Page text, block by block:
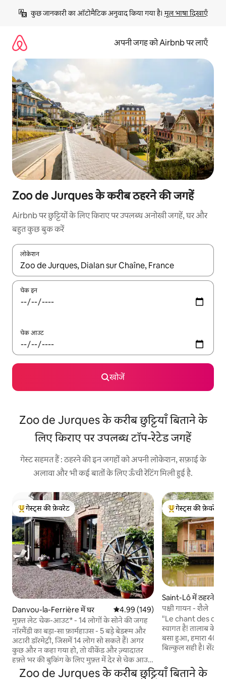
छोड़कर
कॉन्टेंट
कुछ जानकारी का ऑटोमैटिक अनुवाद किया गया है। मूल भाषा दिखाएँ
अपनी जगह को Airbnb पर लाएँ
Zoo de Jurques के करीब ठहरने की जगहें
Airbnb पर छुट्टियों के लिए किराए पर उपलब्ध अनोखी जगहें, घर और
बहुत कुछ बुक करें
लोकेशन
नतीजों के उपलब्ध होने पर, अप और डाउन 'ऐरो की' का इस्तेमाल करके नेविगेट
चेक इन
चेक आउट
खोजें
Zoo de Jurques के करीब छुट्टियाँ बिताने के
लिए किराए पर उपलब्ध टॉप-रेटेड जगहें
गेस्ट सहमत हैं : ठहरने की इन जगहों को अपनी लोकेशन, सफ़ाई के
अलावा और भी कई बातों के लिए ऊँची रेटिंग मिली हुई है.
गेस्ट्स का टॉप फ़ेवरेट
गेस्ट्स की फ़ेवरेट
Danvou-la-Ferrière में घर औसत रेटिंग 5 में से 4.99, 149 समीक्षाएँ
4.99 (149)
मुफ़्त लेट चेक-आउट* - 14 लोगों के सोने की जगह
नॉरमैंडी का बड़ा-सा फ़ार्महाउस - 5 बड़े बेडरूम और
अटारी डॉरमेट्री, जिसमें 14 लोग सो सकते हैं। अगर
कुछ और न कहा गया हो, तो वीकेंड और ज़्यादातर
हफ़्ते भर की बुकिंग के लिए मुफ़्त में देर से चेक आउट
करें। बुकिंग के समय कन्फ़र्म किया जाता है। गार्डन
गेस्ट्स का टॉप फ़ेवरेट
गेस्ट्स की फ़ेवरेट
Saint-Lô में ठहरने
पक्षी गायन - शैले
"Le chant des
स्वागत है! तालाब के
बसा हुआ, हमारा
बिल्कुल सही है। सेंट-
जगह में, आप वीकएंड या
के दिनों में भी
Zoo de Jurques के करीब छुट्टियाँ बिताने के